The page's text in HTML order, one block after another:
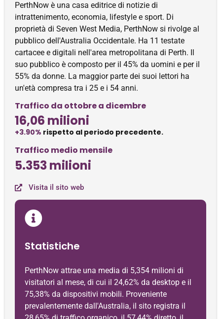
PerthNow è una casa editrice di notizie di
intrattenimento, economia, lifestyle e sport. Di
proprietà di Seven West Media, PerthNow si rivolge al
pubblico dell'Australia Occidentale. Ha 11 testate
cartacee e digitali nell'area metropolitana di Perth. Il
suo pubblico è composto per il 45% da uomini e per il
55% da donne. La maggior parte dei suoi lettori ha
un'età compresa tra i 25 e i 54 anni.
Traffico da ottobre a dicembre
16,06 milioni
+3.90% rispetto al periodo precedente.
Traffico medio mensile
5.353 milioni
Visita il sito web
Statistiche
PerthNow attrae una media di 5,354 milioni di
visitatori al mese, di cui il 24,62% ​​da desktop e il
75,38% da dispositivi mobili. Proveniente
prevalentemente dall'Australia, il sito registra il